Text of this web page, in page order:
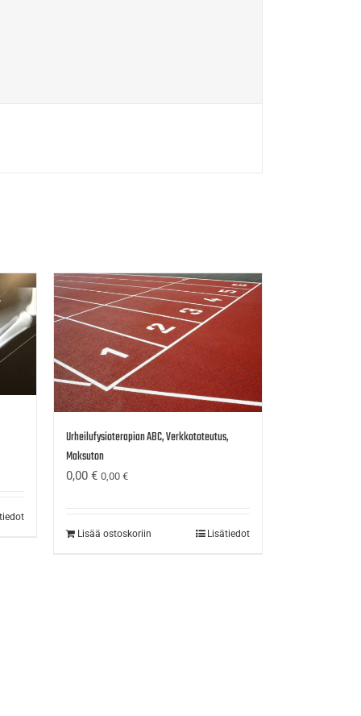
Urheilufysioterapian ABC, Verkkototeutus,
Maksuton
0,00 € 0,00 €
Lisää ostoskoriin Lisätiedot